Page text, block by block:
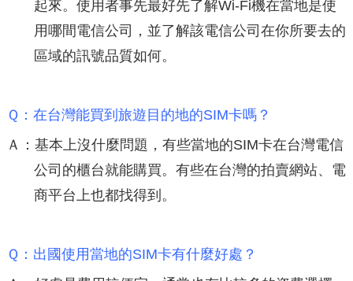
起來。使用者事先最好先了解Wi-Fi機在當地是使
用哪間電信公司，並了解該電信公司在你所要去的
區域的訊號品質如何。
Ｑ：在台灣能買到旅遊目的地的SIM卡嗎？
Ａ：基本上沒什麼問題，有些當地的SIM卡在台灣電信
公司的櫃台就能購買。有些在台灣的拍賣網站、電
商平台上也都找得到。
Ｑ：出國使用當地的SIM卡有什麼好處？